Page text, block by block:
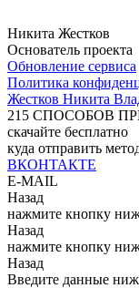
Никита Жестков
Основатель проекта
Обновление сервиса
Политика
Жестков Никита
215 СПОСОБОВ
скачайте бесплатно
куда отправить
ВКОНТАКТЕ
E-MAIL
Назад
нажмите кнопку
Назад
нажмите кнопку
Назад
Введите данные